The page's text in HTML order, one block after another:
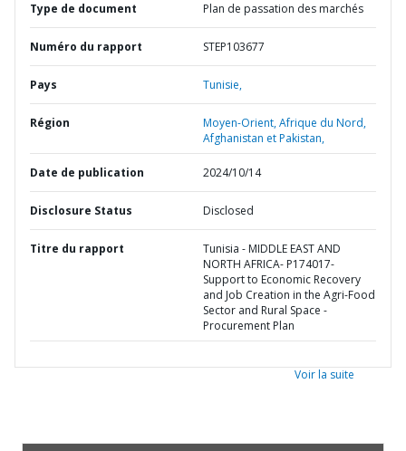
Type de document Plan de passation des marchés
Numéro du rapport STEP103677
Pays Tunisie,
Région
Moyen-Orient, Afrique du Nord,
Afghanistan et Pakistan,
Date de publication 2024/10/14
Disclosure Status Disclosed
Titre du rapport
Tunisia - MIDDLE EAST AND
NORTH AFRICA- P174017-
Support to Economic Recovery
and Job Creation in the Agri-Food
Sector and Rural Space -
Procurement Plan
Voir la suite